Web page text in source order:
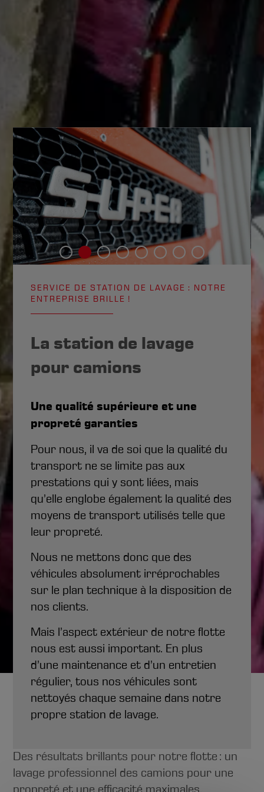
La station de lavage pour
camions
Des résultats brillants pour notre flotte : un
lavage professionnel des camions pour une
propreté et une efficacité maximales.
SERVICE DE STATION DE LAVAGE : NOTRE
ENTREPRISE BRILLE !
La station de lavage
pour camions
Une qualité supérieure et une
propreté garanties
Pour nous, il va de soi que la qualité du
transport ne se limite pas aux
prestations qui y sont liées, mais
qu’elle englobe également la qualité des
moyens de transport utilisés telle que
leur propreté.
Nous ne mettons donc que des
véhicules absolument irréprochables
sur le plan technique à la disposition de
nos clients.
Mais l’aspect extérieur de notre flotte
nous est aussi important. En plus
d’une maintenance et d’un entretien
régulier, tous nos véhicules sont
nettoyés chaque semaine dans notre
propre station de lavage.